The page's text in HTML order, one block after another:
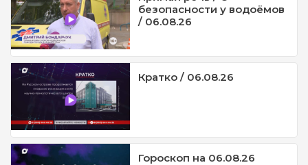
безопасности у водоёмов
/ 06.08.26
Кратко / 06.08.26
Гороскоп на 06.08.26